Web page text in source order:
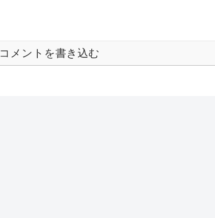
コメントを書き込む